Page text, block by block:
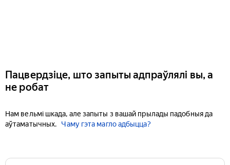
Пацвердзіце, што запыты адпраўлялі вы, а
не робат
Нам вельмі шкада, але запыты з вашай прылады падобныя да
аўтаматычных.
Чаму гэта магло адбыцца?